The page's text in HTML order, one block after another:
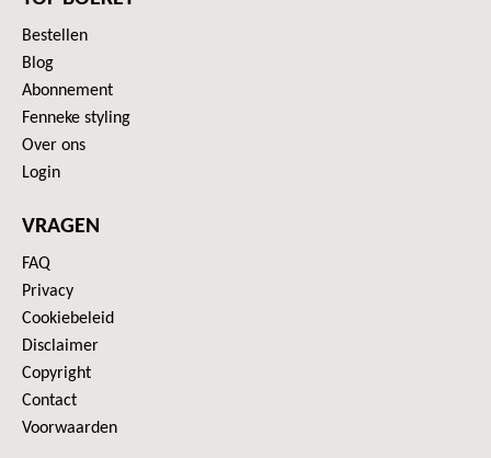
Bestellen
Blog
Abonnement
Fenneke styling
Over ons
Login
VRAGEN
FAQ
Privacy
Cookiebeleid
Disclaimer
Copyright
Contact
Voorwaarden